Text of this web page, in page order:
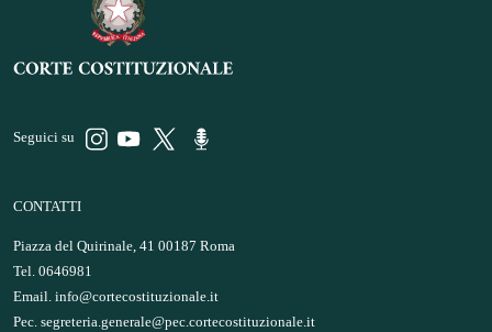
Seguici su
CONTATTI
Piazza del Quirinale, 41 00187 Roma
Tel. 0646981
Email. info@cortecostituzionale.it
Pec. segreteria.generale@pec.cortecostituzionale.it